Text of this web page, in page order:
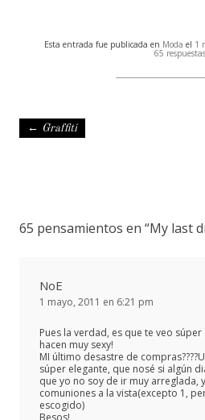
Esta entrada fue publicada en Moda el 1
65 respuestas
Navegación de entradas
← Graffiti
65 pensamientos en “My last
NoE
1 mayo, 2011 en 6:21 pm
Pues la verdad, es que te veo
hacen muy sexy!
MI último desastre de
súper elegante, que nosé si algún
que yo no soy de ir muy arreglada,
comuniones a la vista(excepto 1,
escogido)
Besos!